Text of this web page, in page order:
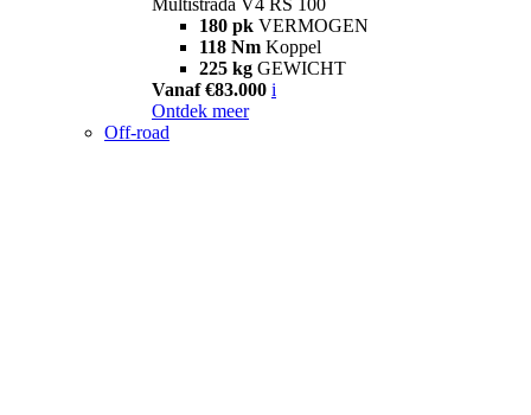
180 pk VERMOGEN
118 Nm Koppel
225 kg GEWICHT
Vanaf €83.000 i
Ontdek meer
Off-road